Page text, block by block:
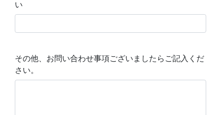
い
その他、お問い合わせ事項ございましたらご記入くだ
さい。